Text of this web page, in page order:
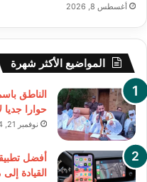
أغسطس 8, 2026
المواضيع الأكثر شهرة
الناطق
حوارا جديا
نوفمبر 21, 2024
القيادة